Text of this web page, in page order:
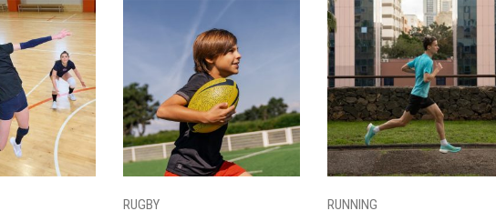
RUGBY RUNNING